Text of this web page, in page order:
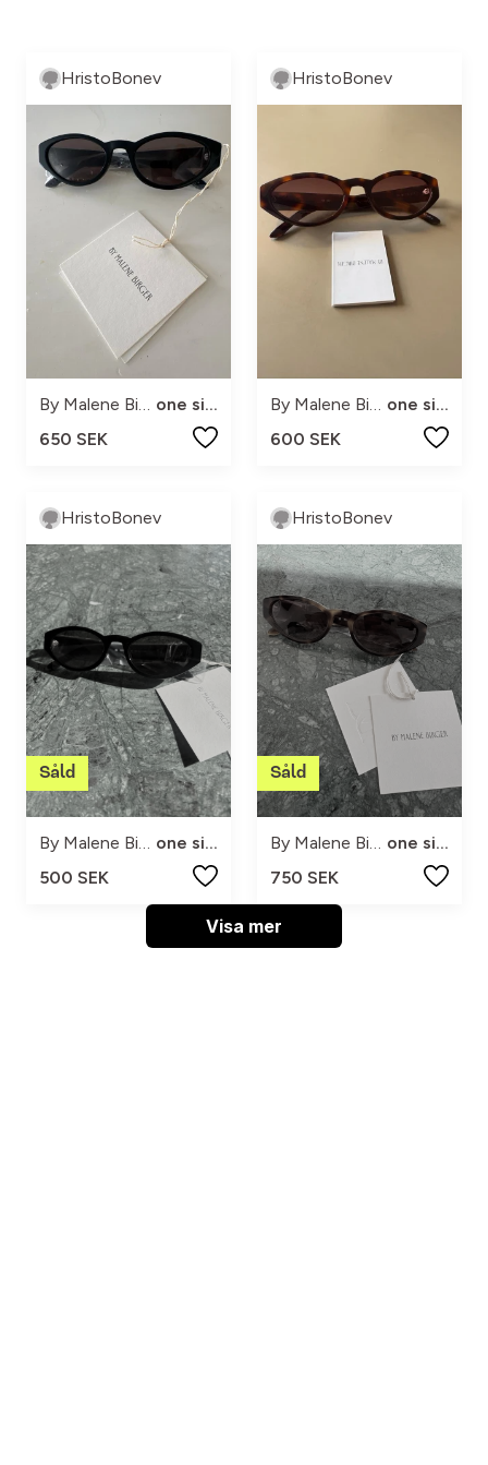
HristoBonev
one size
650 SEK
HristoBonev
one size
600 SEK
HristoBonev
By Malene Birger
one size
500 SEK
HristoBonev
By Malene Birger
one size
750 SEK
Visa mer